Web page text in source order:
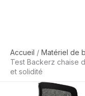
Accueil
Matériel de
Test Backerz chaise
et solidité